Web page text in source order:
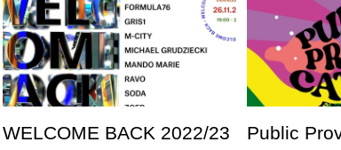
WELCOME BACK 2022/23 Public